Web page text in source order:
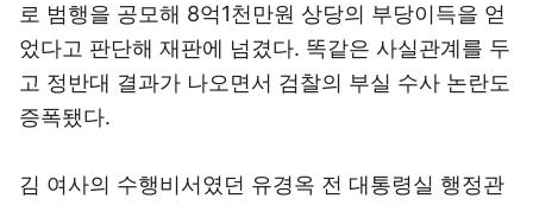
로 범행을 공모해 8억1천만원 상당의 부당이득을 얻
었다고 판단해 재판에 넘겼다. 똑같은 사실관계를 두
고 정반대 결과가 나오면서 검찰의 부실 수사 논란도
증폭됐다.
김 여사의 수행비서였던 유경옥 전 대통령실 행정관